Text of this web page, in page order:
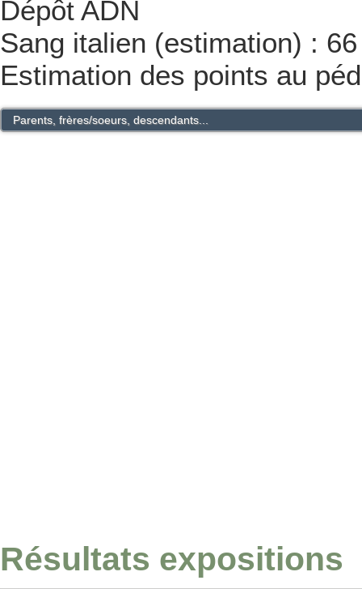
Dépôt ADN
Sang italien (estimation) :
Estimation des points au
Parents, frères/soeurs, descendants...
Résultats expositions